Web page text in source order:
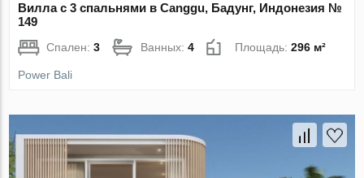
Вилла с 3 спальнями в Canggu, Бадунг, Индонезия №
149
Спален:3 Ванных:4 Площадь:296 м²
Power Bali